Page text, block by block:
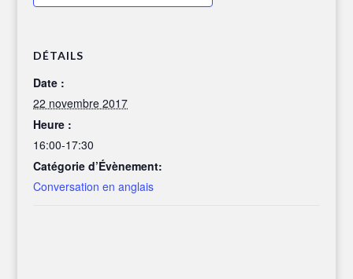
DÉTAILS
Date :
22 novembre 2017
Heure :
16:00-17:30
Catégorie d’Évènement:
Conversation en anglais